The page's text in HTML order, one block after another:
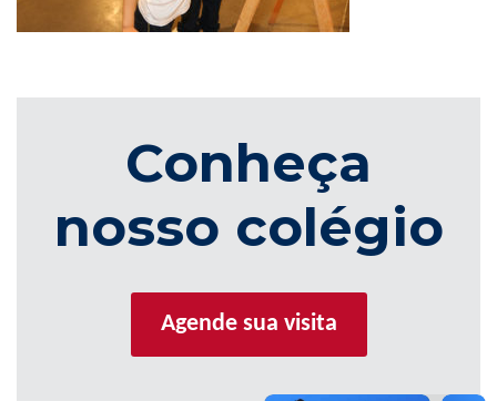
Conheça
nosso colégio
Agende sua visita